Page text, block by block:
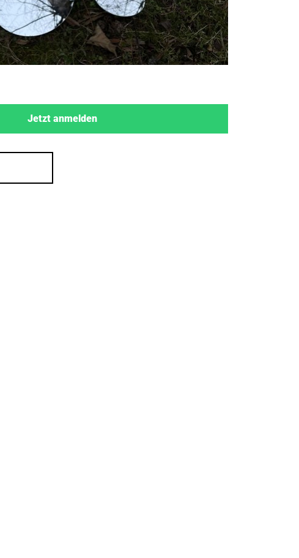
Jetzt anmelden